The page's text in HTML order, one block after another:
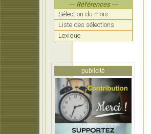
--- Références ---
Sélection du mois
Liste des sélections
Lexique
publicité